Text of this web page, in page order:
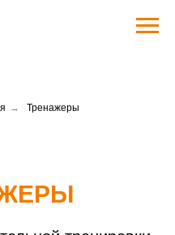
→ Тренажеры